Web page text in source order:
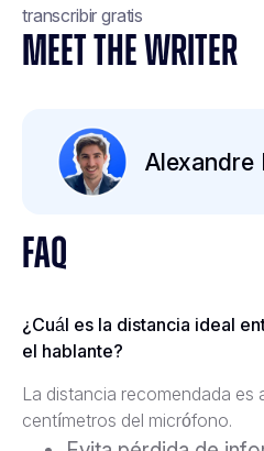
transcribir gratis
MEET THE WRITER
Alexandre
FAQ
¿Cuál es la distancia ideal
el hablante?
La distancia recomendada es
centímetros del micrófono.